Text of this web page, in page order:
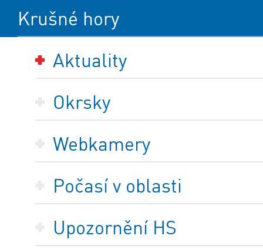
Krušné hory
Aktuality
Okrsky
Webkamery
Počasí v oblasti
Upozornění HS